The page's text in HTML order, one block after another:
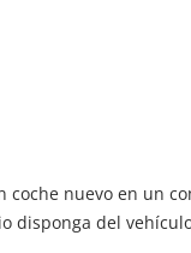
nuevo en un
del